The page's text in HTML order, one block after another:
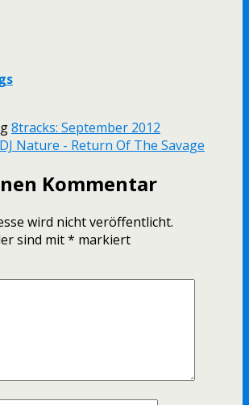
8tracks: September 2012
DJ Nature - Return Of The Savage
Kommentar
wird nicht veröffentlicht.
sind mit* markiert